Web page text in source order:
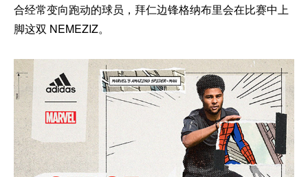
合经常变向跑动的球员，拜仁边锋格纳布里会在比赛中上
脚这双 NEMEZIZ。